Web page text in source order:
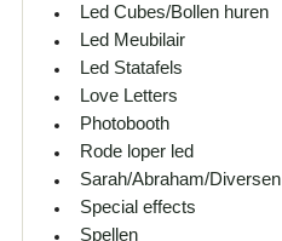
Led Cubes/Bollen huren
Led Meubilair
Led Statafels
Love Letters
Photobooth
Rode loper led
Sarah/Abraham/Diversen
Special effects
Spellen